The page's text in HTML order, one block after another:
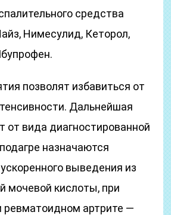
средства
Нимесулид, Кеторол,
позволят избавиться от
Дальнейшая
от вида диагностированной
назначаются
выведения из
мочевой кислоты, при
ревматоидном артрите —